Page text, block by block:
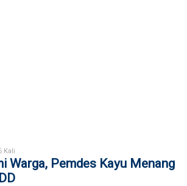
Kali
Warga, Pemdes Kayu Menang